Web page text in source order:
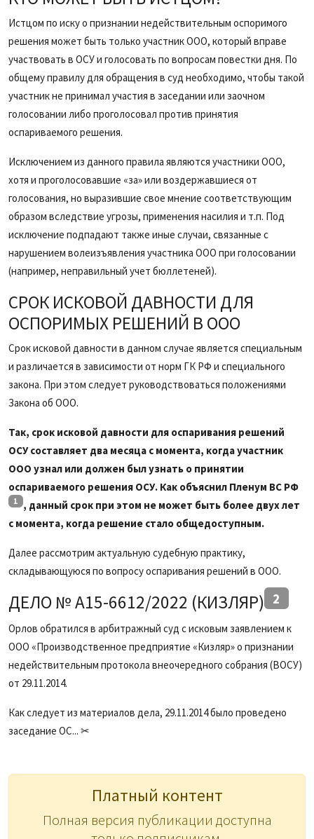
Истцом по иску о признании недействительным оспоримого
решения может быть только участник ООО, который вправе
участвовать в ОСУ и голосовать по вопросам повестки дня. По
общему правилу для обращения в суд необходимо, чтобы такой
участник не принимал участия в заседании или заочном
голосовании либо проголосовал против принятия
оспариваемого решения.
Исключением из данного правила являются участники ООО,
хотя и проголосовавшие «за» или воздержавшиеся от
голосования, но выразившие свое мнение соответствующим
образом вследствие угрозы, применения насилия и т.п. Под
исключение подпадают также иные случаи, связанные с
нарушением волеизъявления участника ООО при голосовании
(например, неправильный учет бюллетеней).
СРОК ИСКОВОЙ ДАВНОСТИ ДЛЯ
ОСПОРИМЫХ РЕШЕНИЙ В ООО
Срок исковой давности в данном случае является специальным
и различается в зависимости от норм ГК РФ и специального
закона. При этом следует руководствоваться положениями
Закона об ООО.
Так, срок исковой давности для оспаривания решений
ОСУ составляет два месяца с момента, когда участник
ООО узнал или должен был узнать о принятии
оспариваемого решения ОСУ. Как объяснил Пленум ВС РФ
1 , данный срок при этом не может быть более двух лет
с момента, когда решение стало общедоступным.
Далее рассмотрим актуальную судебную практику,
складывающуюся по вопросу оспаривания решений в ООО.
ДЕЛО № А15-6612/2022 (КИЗЛЯР) 2
Орлов обратился в арбитражный суд с исковым заявлением к
ООО «Производственное предприятие «Кизляр» о признании
недействительным протокола внеочередного собрания (ВОСУ)
от 29.11.2014.
Как следует из материалов дела, 29.11.2014 было проведено
заседание ОС... ✂
Платный контент
Полная версия публикации доступна